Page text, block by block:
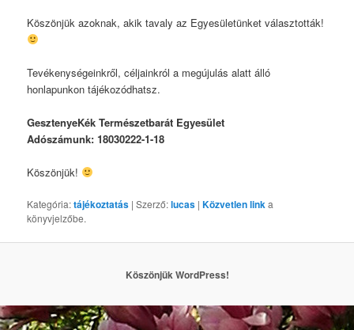
Köszönjük azoknak, akik tavaly az Egyesületünket választották!
Tevékenységeinkről, céljainkról a megújulás alatt álló
honlapunkon tájékozódhatsz.
GesztenyeKék Természetbarát Egyesület
Adószámunk: 18030222-1-18
Köszönjük!
Kategória:tájékoztatás | Szerző:lucas |Közvetlen linka
könyvjelzőbe.
Köszönjük WordPress!